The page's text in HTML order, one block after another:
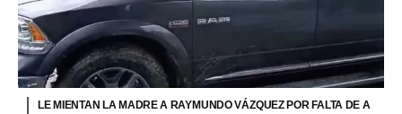
LE MIENTAN LA MADRE A RAYMUNDO VÁZQUEZ POR FALTA DE A